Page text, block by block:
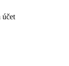
účet